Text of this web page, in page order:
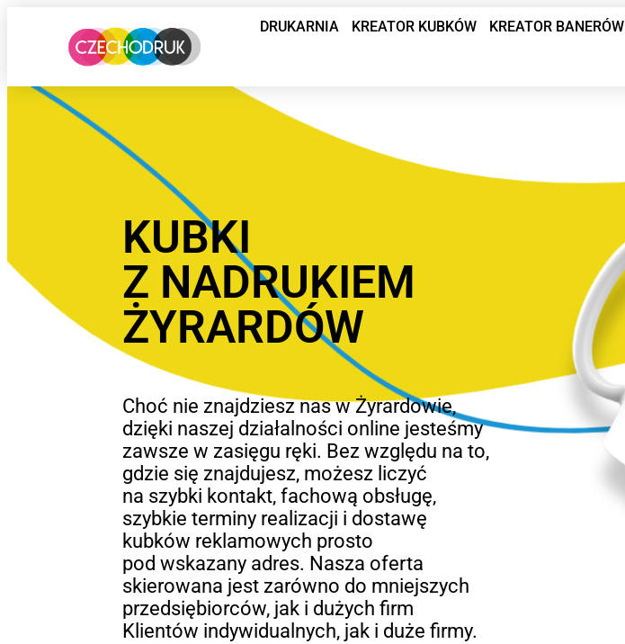
DRUKARNIA KREATOR KUBKÓW KREATOR BANERÓW
KUBKI
Z NADRUKIEM
ŻYRARDÓW
Choć nie znajdziesz nas w Żyrardowie,
dzięki naszej działalności online jesteśmy
zawsze w zasięgu ręki. Bez względu na to,
gdzie się znajdujesz, możesz liczyć
na szybki kontakt, fachową obsługę,
szybkie terminy realizacji i dostawę
kubków reklamowych prosto
pod wskazany adres. Nasza oferta
skierowana jest zarówno do mniejszych
przedsiębiorców, jak i dużych firm
Klientów indywidualnych, jak i duże firmy.